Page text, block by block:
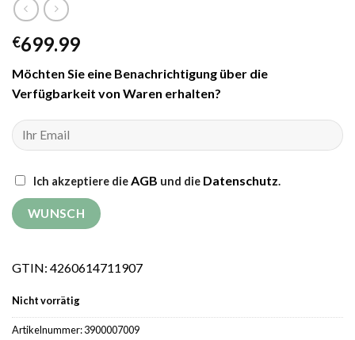
€699.99
Möchten Sie eine Benachrichtigung über die
Verfügbarkeit von Waren erhalten?
Ich akzeptiere dieAGB und die Datenschutz.
GTIN: 4260614711907
Nicht vorrätig
Artikelnummer:3900007009